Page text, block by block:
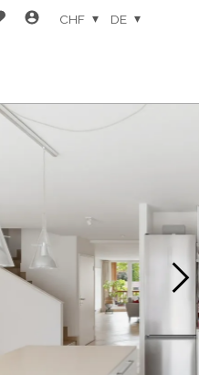
CHF DE